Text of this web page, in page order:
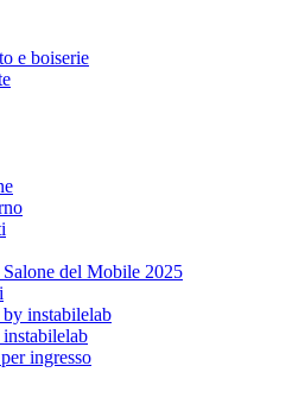
e boiserie
del Mobile 2025
instabilelab
ingresso